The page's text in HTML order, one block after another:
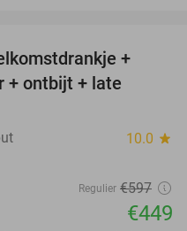
+
+ ontbijt + late
10.0 star
Regulier €597
€449